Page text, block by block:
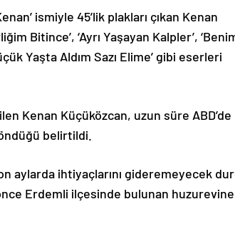
ismiyle 45’lik plakları çıkan Kenan
Bitince’, ‘Ayrı Yaşayan Kalpler’,
Yaşta Aldım Sazı Elime’ gibi eserleri
Kenan Küçüközcan, uzun süre ABD’de
belirtildi.
aylarda ihtiyaçlarını gideremeyecek
Erdemli ilçesinde bulunan huzurevine